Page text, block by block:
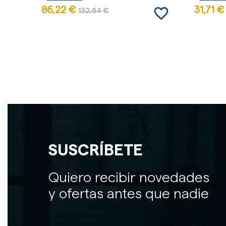
86,22 € 132,64 € favorite_border 31,71 €
SUSCRÍBETE
Quiero recibir novedades
y ofertas antes que nadie